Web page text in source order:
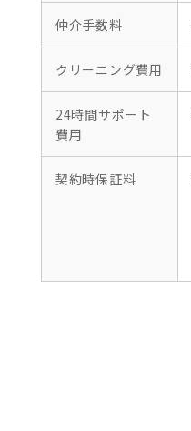
仲介手数料
クリーニング費用
24時間サポート
費用
契約時保証料